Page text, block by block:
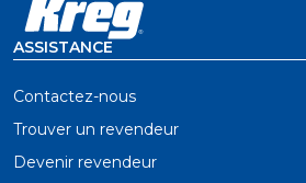
ASSISTANCE
Contactez-nous
Trouver un revendeur
Devenir revendeur